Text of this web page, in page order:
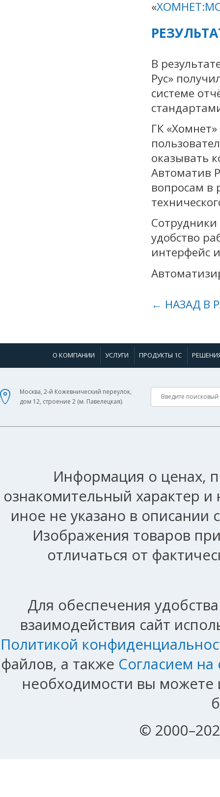
«
В
Рус»
системе
ГК
оказывать
Автоматив
вопросам в
удобство
интерфейс
← НАЗАД В
О КОМПАНИИ УСЛУГИ ПРОДУКТЫ 1С
Москва, 2-й Кожевнический переулок,
дом 12, строение 2 (м. Павелецкая).
Информация о ценах,
ознакомительный характер
иное не указано в описании
Изображения товаров
отличаться от
Для обеспечения
взаимодействия сайт
Политикой
файлов, а также Согласием
необходимости вы можете
©